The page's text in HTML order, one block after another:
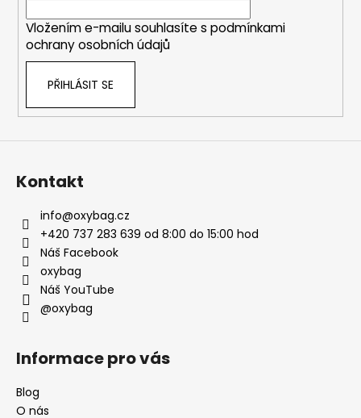
Vložením e-mailu souhlasíte s podmínkami
ochrany osobních údajů
PŘIHLÁSIT SE
Kontakt
info@oxybag.cz
+420 737 283 639 od 8:00 do 15:00 hod
Náš Facebook
oxybag
Náš YouTube
@oxybag
Informace pro vás
Blog
O nás